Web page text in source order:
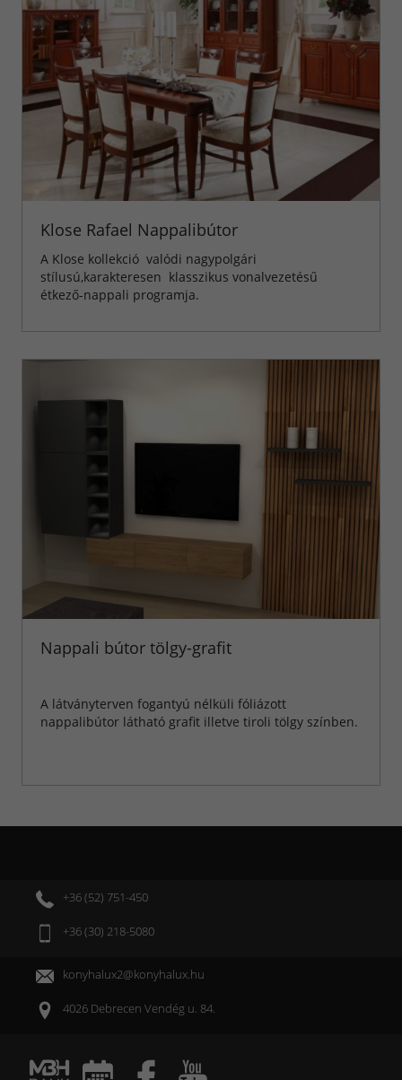
Klose Rafael Nappalibútor
A Klose kollekció valódi nagypolgári
stílusú,karakteresen klasszikus vonalvezetésű
étkező-nappali programja.
Nappali bútor tölgy-grafit
A látványterven fogantyú nélküli fóliázott
nappalibútor látható grafit illetve tiroli tölgy színben.
+36 (52) 751-450
+36 (30) 218-5080
konyhalux2@konyhalux.hu
4026 Debrecen Vendég u. 84.